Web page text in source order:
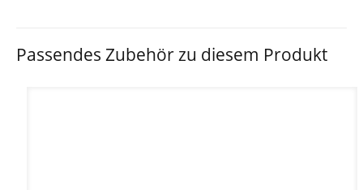
Passendes Zubehör zu diesem Produkt